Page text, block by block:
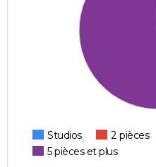
Studios 2 pièces
5 pièces et plus